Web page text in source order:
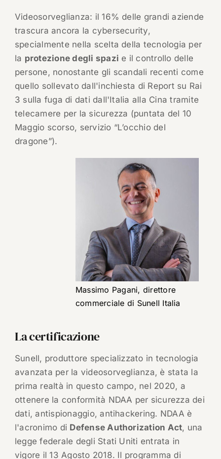
Videosorveglianza: il 16% delle grandi aziende
trascura ancora la cybersecurity,
specialmente nella scelta della tecnologia per
la protezione degli spazi e il controllo delle
persone, nonostante gli scandali recenti come
quello sollevato dall'inchiesta di Report su Rai
3 sulla fuga di dati dall'Italia alla Cina tramite
telecamere per la sicurezza (puntata del 10
Maggio scorso, servizio “L’occhio del
dragone”).
Massimo Pagani, direttore
commerciale di Sunell Italia
La certificazione
Sunell, produttore specializzato in tecnologia
avanzata per la videosorveglianza, è stata la
prima realtà in questo campo, nel 2020, a
ottenere la conformità NDAA per sicurezza dei
dati, antispionaggio, antihackering. NDAA è
l'acronimo di Defense Authorization Act, una
legge federale degli Stati Uniti entrata in
vigore il 13 Agosto 2018. Il programma di